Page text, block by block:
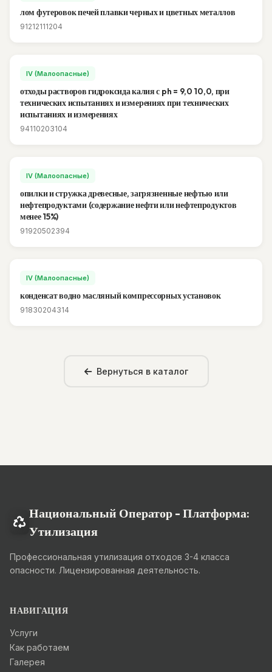
лом футеровок печей плавки черных и цветных металлов
91212111204
IV (Малоопасные)
отходы растворов гидроксида калия с ph = 9,0 10,0, при
технических испытаниях и измерениях при технических
испытаниях и измерениях
94110203104
IV (Малоопасные)
опилки и стружка древесные, загрязненные нефтью или
нефтепродуктами (содержание нефти или нефтепродуктов
менее 15%)
91920502394
IV (Малоопасные)
конденсат водно масляный компрессорных установок
91830204314
Вернуться в каталог
Национальный Оператор - Платформа:
Утилизация
Профессиональная утилизация отходов 3-4 класса
опасности. Лицензированная деятельность.
НАВИГАЦИЯ
Услуги
Как работаем
Галерея